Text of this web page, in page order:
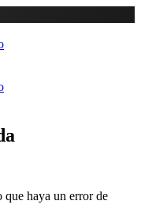
que haya un error de